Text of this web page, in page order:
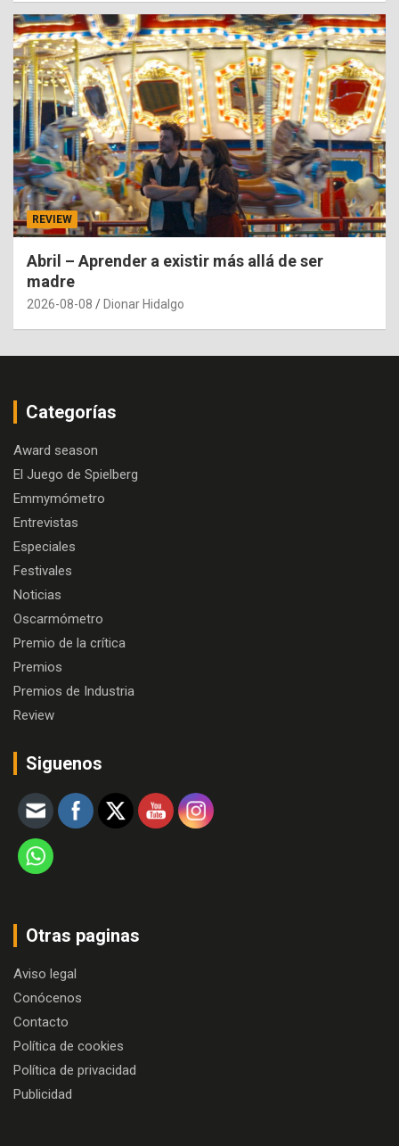
REVIEW
Abril – Aprender a existir más allá de ser
madre
2026-08-08 Dionar Hidalgo
Categorías
Award season
El Juego de Spielberg
Emmymómetro
Entrevistas
Especiales
Festivales
Noticias
Oscarmómetro
Premio de la crítica
Premios
Premios de Industria
Review
Siguenos
Otras paginas
Aviso legal
Conócenos
Contacto
Política de cookies
Política de privacidad
Publicidad